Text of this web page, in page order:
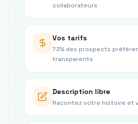
collaborateurs
Vos tarifs
73% des prospects
transparents
Description libre
Racontez votre histoire et